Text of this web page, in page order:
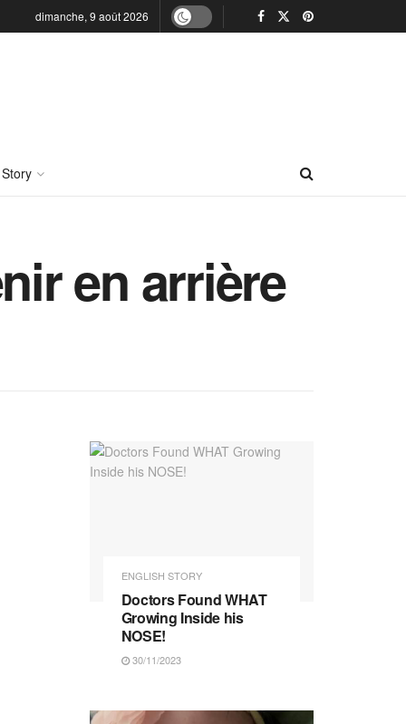
dimanche, 9 août 2026
en arrière
ENGLISH STORY
Doctors Found WHAT
Growing Inside his
NOSE!
30/11/2023